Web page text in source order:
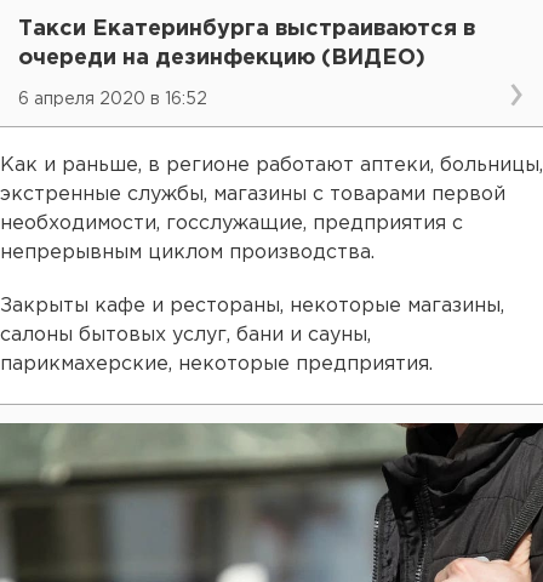
Такси Екатеринбурга выстраиваются в
очереди на дезинфекцию (ВИДЕО)
6 апреля 2020 в 16:52
Как и раньше, в регионе работают аптеки, больницы,
экстренные службы, магазины с товарами первой
необходимости, госслужащие, предприятия с
непрерывным циклом производства.
Закрыты кафе и рестораны, некоторые магазины,
салоны бытовых услуг, бани и сауны,
парикмахерские, некоторые предприятия.